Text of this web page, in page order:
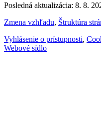
Posledná aktualizácia: 8. 8.
Zmena vzhľadu, Štruktúra
Vyhlásenie o prístupnosti,
Webové sídlo